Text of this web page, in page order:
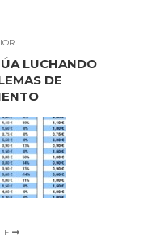
LUCHANDO
DE